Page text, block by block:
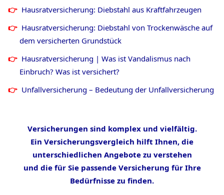
Hausratversicherung: Diebstahl aus Kraftfahrzeugen
Hausratversicherung: Diebstahl von Trockenwäsche auf
dem versicherten Grundstück
Hausratversicherung | Was ist Vandalismus nach
Einbruch? Was ist versichert?
Unfallversicherung – Bedeutung der Unfallversicherung
Versicherungen sind komplex und vielfältig.
Ein Versicherungsvergleich hilft Ihnen, die
unterschiedlichen Angebote zu verstehen
und die für Sie passende Versicherung für Ihre
Bedürfnisse zu finden.